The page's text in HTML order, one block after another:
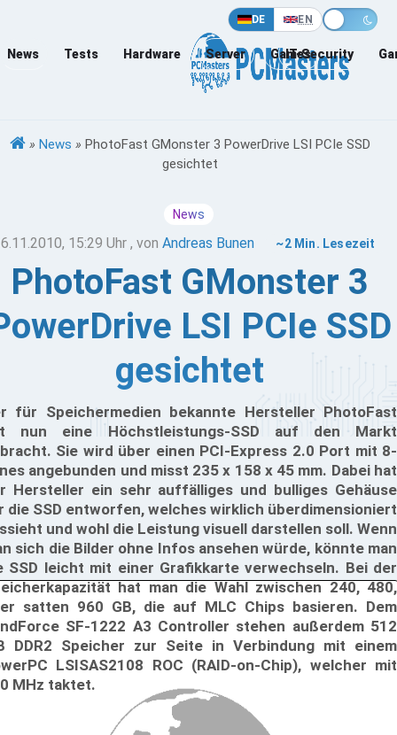
DE EN
News Tests Hardware Server Games
IT-Security
» News » PhotoFast GMonster 3 PowerDrive LSI PCIe SSD
gesichtet
News
15:29 Uhr , vonAndreas Bunen ~2 Min. Lesezeit
PhotoFast GMonster 3
LSI PCIe SSD
gesichtet
für Speichermedien bekannte Hersteller PhotoFast
nun eine Höchstleistungs-SSD auf den Markt
Sie wird über einen PCI-Express 2.0 Port mit 8-
angebunden und misst 235 x 158 x 45 mm. Dabei hat
Hersteller ein sehr auffälliges und bulliges Gehäuse
die SSD entworfen, welches wirklich überdimensioniert
und wohl die Leistung visuell darstellen soll. Wenn
sich die Bilder ohne Infos ansehen würde, könnte man
SSD leicht mit einer Grafikkarte verwechseln. Bei der
hat man die Wahl zwischen 240, 480,
satten 960 GB, die auf MLC Chips basieren. Dem
SF-1222 A3 Controller stehen außerdem 512
DDR2 Speicher zur Seite in Verbindung mit einem
LSISAS2108 ROC (RAID-on-Chip), welcher mit
MHz taktet.